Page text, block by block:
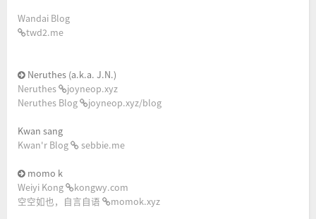
Wandai Blog
twd2.me
Neruthes (a.k.a. J.N.)
Neruthes
joyneop.xyz
Neruthes Blog
joyneop.xyz/blog
Kwan sang
Kwan'r Blog
sebbie.me
momo k
Weiyi Kong
kongwy.com
空空如也，自言自语
momok.xyz